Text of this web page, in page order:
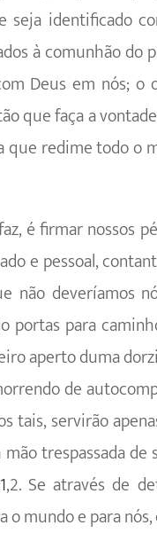
identificado
à comu­nhão
Deus em nós;
que faça a
que redime todo o
é firmar nossos
e pessoal,
não deveríamos
portas para
aperto duma
de
tais, servirão
mão trespassada
,2. Se através de
mundo e para